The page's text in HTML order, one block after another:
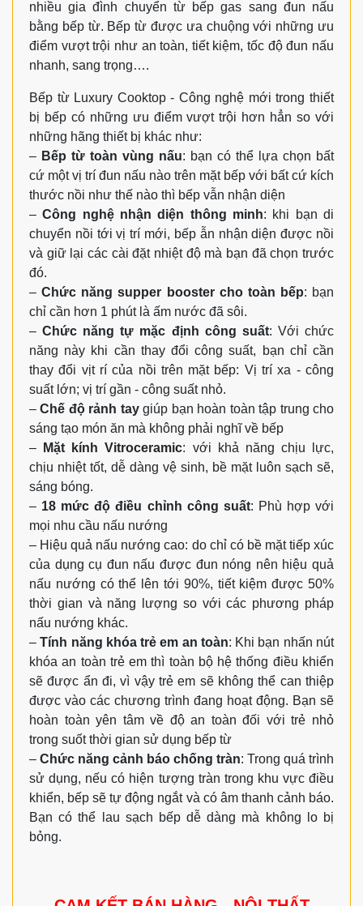
nhiều gia đình chuyển từ bếp gas sang đun nấu
bằng bếp từ. Bếp từ được ưa chuộng với những ưu
điểm vượt trội như an toàn, tiết kiệm, tốc độ đun nấu
nhanh, sang trọng….
Bếp từ Luxury Cooktop - Công nghệ mới trong thiết
bị bếp có những ưu điểm vượt trội hơn hẳn so với
những hãng thiết bị khác như:
– Bếp từ toàn vùng nấu: bạn có thể lựa chọn bất
cứ một vị trí đun nấu nào trên mặt bếp với bất cứ kích
thước nồi như thế nào thì bếp vẫn nhận diện
–Công nghệ nhận diện thông minh: khi bạn di
chuyển nồi tới vị trí mới, bếp ẫn nhận diện được nồi
và giữ lại các cài đặt nhiệt độ mà bạn đã chọn trước
đó.
–Chức năng supper booster cho toàn bếp: bạn
chỉ cần hơn 1 phút là ấm nước đã sôi.
–Chức năng tự mặc định công suất: Với chức
năng này khi cần thay đổi công suất, bạn chỉ cần
thay đổi vịt rí của nồi trên mặt bếp: Vị trí xa - công
suất lớn; vị trí gần - công suất nhỏ.
–Chế độ rảnh taygiúp bạn hoàn toàn tập trung cho
sáng tạo món ăn mà không phải nghĩ về bếp
–
Mặt kính Vitroceramic: với khả năng chịu lực,
chịu nhiệt tốt, dễ dàng vệ sinh, bề mặt luôn sạch sẽ,
sáng bóng.
– 18 mức độ điều chỉnh công suất: Phù hợp với
mọi nhu cầu nấu nướng
– Hiệu quả nấu nướng cao: do chỉ có bề mặt tiếp xúc
của dụng cụ đun nấu được đun nóng nên hiệu quả
nấu nướng có thể lên tới 90%, tiết kiệm được 50%
thời gian và năng lượng so với các phương pháp
nấu nướng khác.
– Tính năng khóa trẻ em an toàn: Khi bạn nhấn nút
khóa an toàn trẻ em thì toàn bộ hệ thống điều khiển
sẽ được ẩn đi, vì vậy trẻ em sẽ không thể can thiệp
được vào các chương trình đang hoạt động. Bạn sẽ
hoàn toàn yên tâm về độ an toàn đối với trẻ nhỏ
trong suốt thời gian sử dụng bếp từ
– Chức năng cảnh báo chống tràn: Trong quá trình
sử dụng, nếu có hiện tượng tràn trong khu vực điều
khiển, bếp sẽ tự động ngắt và có âm thanh cảnh báo.
Bạn có thể lau sạch bếp dễ dàng mà không lo bị
bỏng.